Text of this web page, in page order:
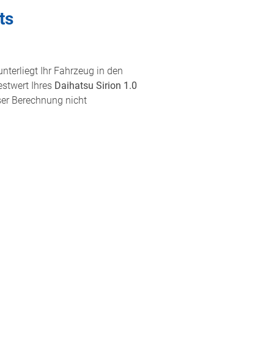
Ihr Fahrzeug in den
Ihres Daihatsu Sirion 1.0
Berechnung nicht